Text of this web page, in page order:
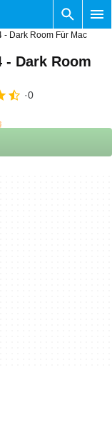
- Dark Room Für Mac
Dark Room
0